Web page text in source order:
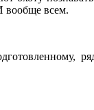
вообще всем.